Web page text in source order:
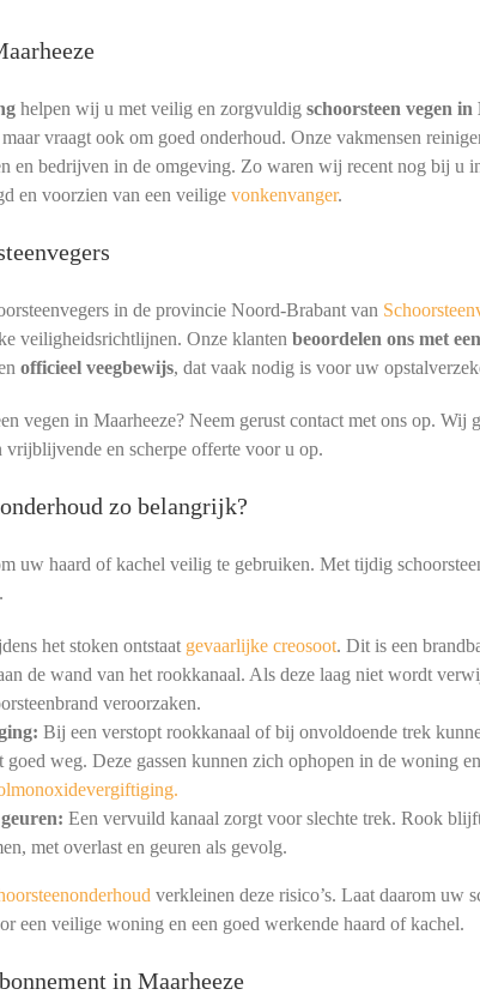
helpen wij u met veilig en zorgvuldig schoorsteen vegen in
vraagt ook om goed onderhoud. Onze vakmensen
en bedrijven in de omgeving. Zo waren wij recent nog bij u
en voorzien van een veilige vonkenvanger.
in de provincie Noord-Brabant van
veiligheidsrichtlijnen. Onze klanten beoordelen ons met
officieel veegbewijs, dat vaak nodig is voor uw
vegen in Maarheeze? Neem gerust contact met ons op. Wij
vrijblijvende en scherpe offerte voor u op.
zo belangrijk?
uw haard of kachel veilig te gebruiken. Met tijdig
het stoken ontstaat gevaarlijke creosoot. Dit is een
de wand van het rookkanaal. Als deze laag niet wordt
veroorzaken.
Bij een verstopt rookkanaal of bij onvoldoende trek
goed weg. Deze gassen kunnen zich ophopen in de woning
Een vervuild kanaal zorgt voor slechte trek. Rook
met overlast en geuren als gevolg.
verkleinen deze risico’s. Laat daarom uw
een veilige woning en een goed werkende haard of kachel.
in Maarheeze